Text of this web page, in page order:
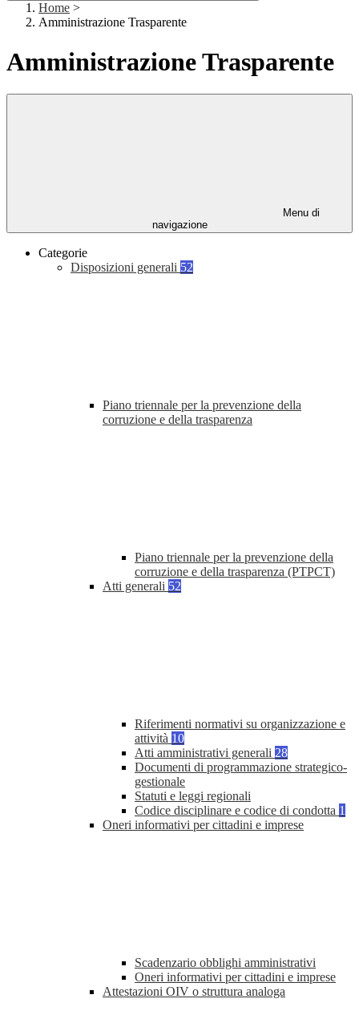
Home >
Amministrazione Trasparente
Amministrazione Trasparente
Menu di
navigazione
Categorie
Disposizioni generali 52
Piano triennale per la prevenzione della
corruzione e della trasparenza
Piano triennale per la prevenzione della
corruzione e della trasparenza (PTPCT)
Atti generali 52
Riferimenti normativi su organizzazione e
attività 10
Atti amministrativi generali 28
Documenti di programmazione strategico-
gestionale
Statuti e leggi regionali
Codice disciplinare e codice di condotta 1
Oneri informativi per cittadini e imprese
Scadenzario obblighi amministrativi
Oneri informativi per cittadini e imprese
Attestazioni OIV o struttura analoga